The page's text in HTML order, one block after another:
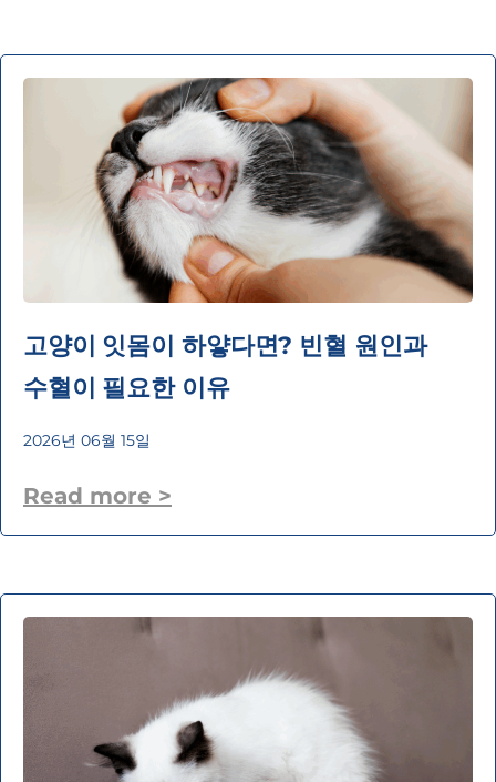
고양이 잇몸이 하얗다면? 빈혈 원인과
수혈이 필요한 이유
2026년 06월 15일
Read more >